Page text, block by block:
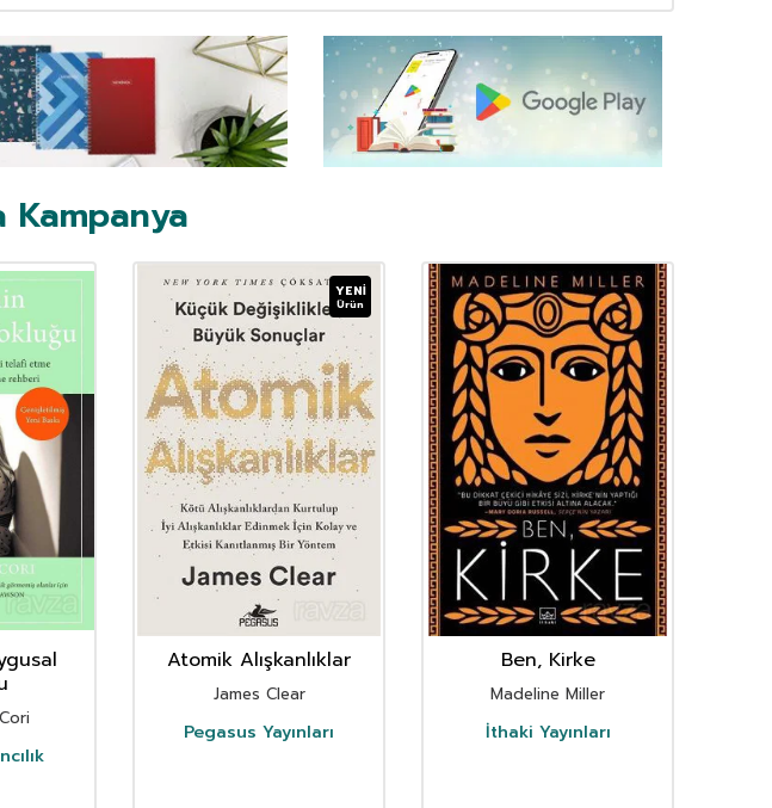
Kampanya
YENI
Ürün
Atomik Alışkanlıklar
James Clear
Pegasus Yayınları
Ben, Kirke
Madeline Miller
İthaki Yayınları